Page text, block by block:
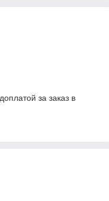
за заказ в